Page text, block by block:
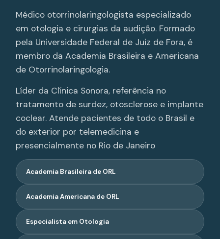
Médico otorrinolaringologista especializado
em otologia e cirurgias da audição. Formado
pela Universidade Federal de Juiz de Fora, é
membro da Academia Brasileira e Americana
de Otorrinolaringologia.
Líder da Clínica Sonora, referência no
tratamento de surdez, otosclerose e implante
coclear. Atende pacientes de todo o Brasil e
do exterior por telemedicina e
presencialmente no Rio de Janeiro
Academia Brasileira de ORL
Academia Americana de ORL
Especialista em Otologia